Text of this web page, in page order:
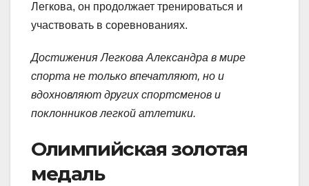
Легкова, он продолжает тренироваться и
участвовать в соревнованиях.
Достижения Легкова Александра в мире
спорта не только впечатляют, но и
вдохновляют других спортсменов и
поклонников легкой атлетики.
Олимпийская золотая
медаль